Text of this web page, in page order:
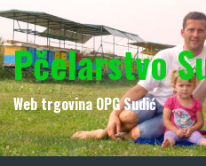
Skip
to
content
Pčelarstvo
Web trgovina OPG Sudić